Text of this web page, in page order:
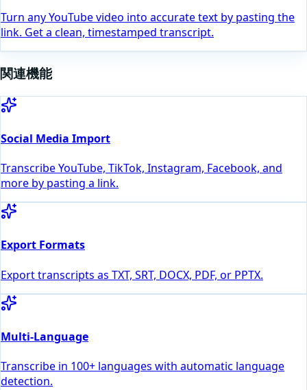
Turn any YouTube video into accurate text by pasting the
link. Get a clean, timestamped transcript.
関連機能
Social Media Import
Transcribe YouTube, TikTok, Instagram, Facebook, and
more by pasting a link.
Export Formats
Export transcripts as TXT, SRT, DOCX, PDF, or PPTX.
Multi-Language
Transcribe in 100+ languages with automatic language
detection.